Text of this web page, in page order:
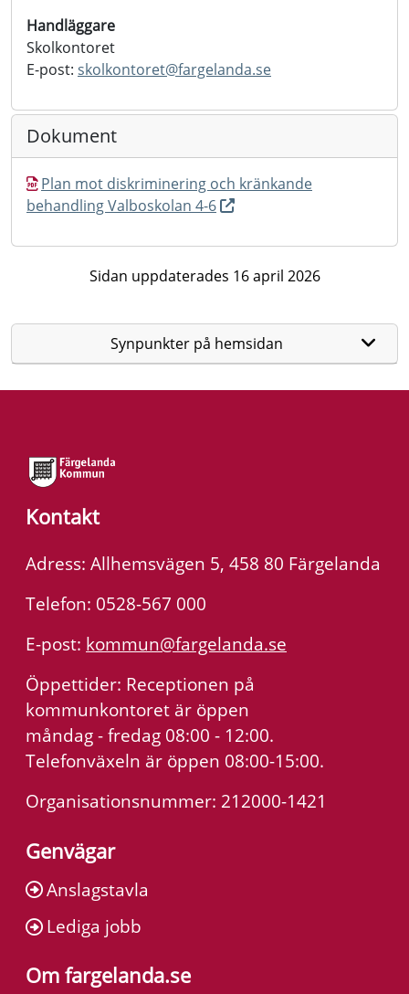
Handläggare
Skolkontoret
E-post: skolkontoret@fargelanda.se
Dokument
Plan mot diskriminering och kränkande
behandling Valboskolan 4-6
Sidan uppdaterades 16 april 2026
Synpunkter på hemsidan
Kontakt
Adress: Allhemsvägen 5, 458 80 Färgelanda
Telefon: 0528-567 000
E-post: kommun@fargelanda.se
Öppettider: Receptionen på
kommunkontoret är öppen
måndag - fredag 08:00 - 12:00.
Telefonväxeln är öppen 08:00-15:00.
Organisationsnummer: 212000-1421
Genvägar
Anslagstavla
Lediga jobb
Om fargelanda.se